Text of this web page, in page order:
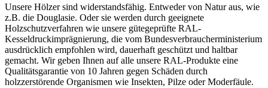
Unsere Hölzer sind widerstandsfähig. Entweder von Natur aus, wie
z.B. die Douglasie. Oder sie werden durch geeignete
Holzschutzverfahren wie unsere gütegeprüfte RAL-
Kesseldruckimprägnierung, die vom Bundesverbraucherministerium
ausdrücklich empfohlen wird, dauerhaft geschützt und haltbar
gemacht. Wir geben Ihnen auf alle unsere RAL-Produkte eine
Qualitätsgarantie von 10 Jahren gegen Schäden durch
holzzerstörende Organismen wie Insekten, Pilze oder Moderfäule.